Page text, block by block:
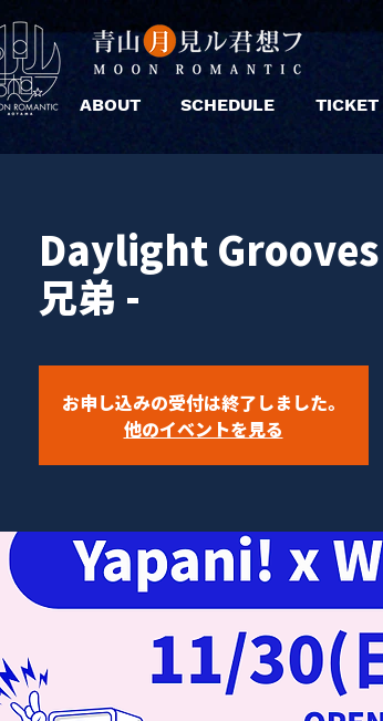
ABOUT SCHEDULE TICKET
Daylight Grooves
兄弟 -
お申し込みの受付は終了しました。
他のイベントを見る